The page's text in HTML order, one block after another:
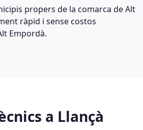
propers de la comarca de Alt
ràpid i sense costos
Empordà.
a Llançà